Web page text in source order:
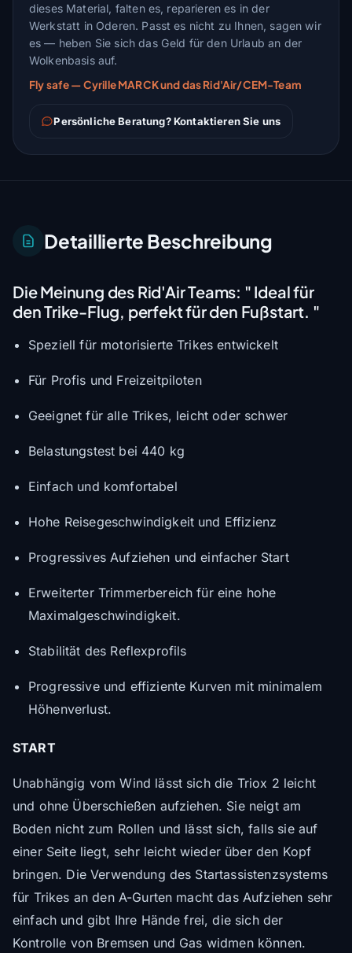
dieses Material, falten es, reparieren es in der
Werkstatt in Oderen. Passt es nicht zu Ihnen, sagen wir
es — heben Sie sich das Geld für den Urlaub an der
Wolkenbasis auf.
Fly safe — Cyrille MARCK und das Rid'Air/CEM-Team
Persönliche Beratung? Kontaktieren Sie uns
Detaillierte Beschreibung
Die Meinung des Rid'Air Teams: " Ideal für
den Trike-Flug, perfekt für den Fußstart. "
Speziell für motorisierte Trikes entwickelt
Für Profis und Freizeitpiloten
Geeignet für alle Trikes, leicht oder schwer
Belastungstest bei 440 kg
Einfach und komfortabel
Hohe Reisegeschwindigkeit und Effizienz
Progressives Aufziehen und einfacher Start
Erweiterter Trimmerbereich für eine hohe
Maximalgeschwindigkeit.
Stabilität des Reflexprofils
Progressive und effiziente Kurven mit minimalem
Höhenverlust.
START
Unabhängig vom Wind lässt sich die Triox 2 leicht
und ohne Überschießen aufziehen. Sie neigt am
Boden nicht zum Rollen und lässt sich, falls sie auf
einer Seite liegt, sehr leicht wieder über den Kopf
bringen. Die Verwendung des Startassistenzsystems
für Trikes an den A-Gurten macht das Aufziehen sehr
einfach und gibt Ihre Hände frei, die sich der
Kontrolle von Bremsen und Gas widmen können.